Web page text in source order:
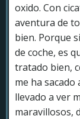
oxido. Con
aventura de
bien. Porque
de coche, es
tratado bien,
me ha
llevado a ver
maravillosos,